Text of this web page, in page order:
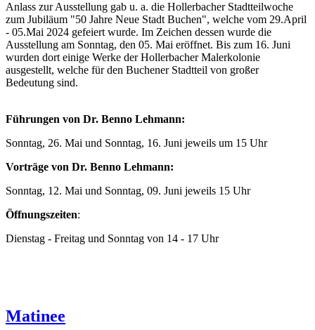
Anlass zur Ausstellung gab u. a. die Hollerbacher Stadtteilwoche
zum Jubiläum "50 Jahre Neue Stadt Buchen", welche vom 29.April
- 05.Mai 2024 gefeiert wurde. Im Zeichen dessen wurde die
Ausstellung am Sonntag, den 05. Mai eröffnet. Bis zum 16. Juni
wurden dort einige Werke der Hollerbacher Malerkolonie
ausgestellt, welche für den Buchener Stadtteil von großer
Bedeutung sind.
Führungen von Dr. Benno Lehmann:
Sonntag, 26. Mai und Sonntag, 16. Juni jeweils um 15 Uhr
Vorträge von Dr. Benno Lehmann:
Sonntag, 12. Mai und Sonntag, 09. Juni jeweils 15 Uhr
Öffnungszeiten:
Dienstag - Freitag und Sonntag von 14 - 17 Uhr
Matinee